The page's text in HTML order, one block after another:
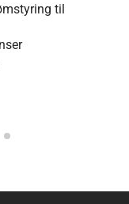
til